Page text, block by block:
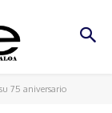
75 aniversario